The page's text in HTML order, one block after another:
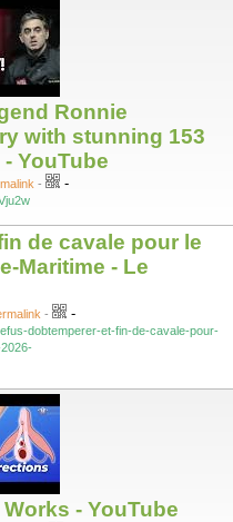
Ronnie
with stunning 153
YouTube
- -
de cavale pour le
Maritime - Le
- -
dobtemperer-et-fin-de-cavale-pour-
- YouTube